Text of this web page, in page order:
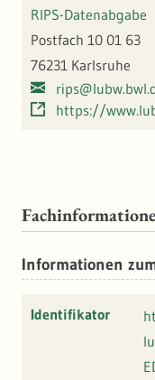
RIPS-Datenabgabe
Postfach 10 01 63
76231 Karlsruhe
https://
Informationen
Identifikator